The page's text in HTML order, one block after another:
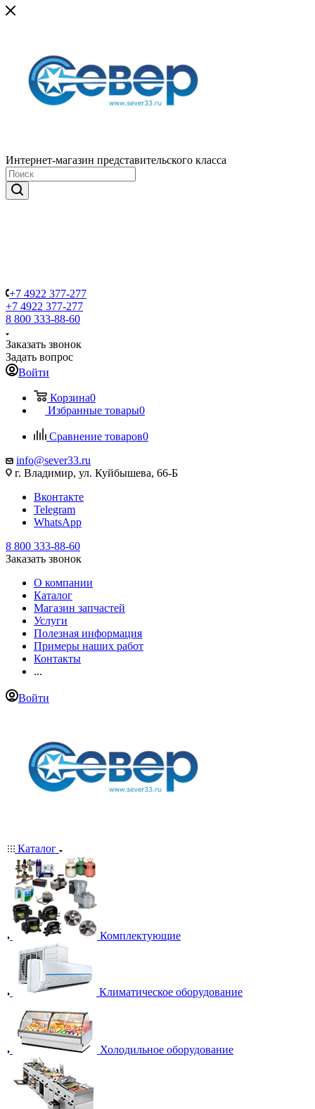
Интернет-магазин представительского класса
+7 4922 377-277
+7 4922 377-277
8 800 333-88-60
Заказать звонок
Задать вопрос
Войти
Корзина0
Избранные товары0
Сравнение товаров0
info@sever33.ru
г. Владимир, ул. Куйбышева, 66-Б
Вконтакте
Telegram
WhatsApp
8 800 333-88-60
Заказать звонок
О компании
Каталог
Магазин запчастей
Услуги
Полезная информация
Примеры наших работ
Контакты
...
Войти
Каталог
Комплектующие
Климатическое оборудование
Холодильное оборудование